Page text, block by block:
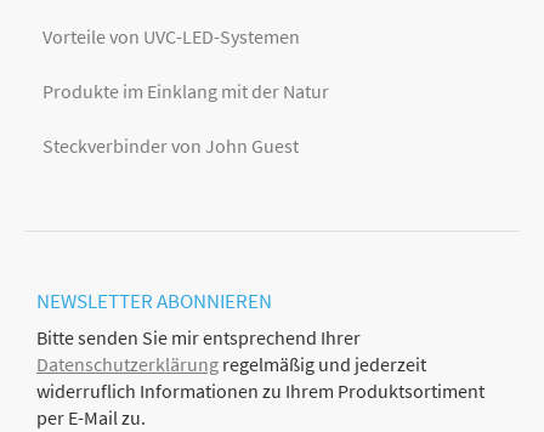
Vorteile von UVC-LED-Systemen
Produkte im Einklang mit der Natur
Steckverbinder von John Guest
NEWSLETTERABONNIEREN
Bitte senden Sie mir entsprechend Ihrer
Datenschutzerklärung regelmäßig und jederzeit
widerruflich Informationen zu Ihrem Produktsortiment
per E-Mail zu.